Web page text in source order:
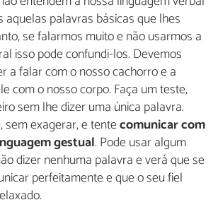
aquelas palavras básicas que lhes
se falarmos muito e não usarmos a
isso pode confundi-los. Devemos
a falar com o nosso cachorro e a
com o nosso corpo. Faça um teste,
sem lhe dizer uma única palavra.
sem exagerar, e tentecomunicar com
gestual. Pode usar algum
dizer nenhuma palavra e verá que se
perfeitamente e que o seu fiel